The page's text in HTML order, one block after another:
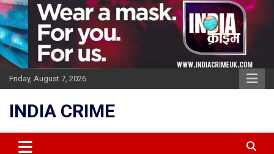
Skip
to
content
Friday, August 7, 2026
INDIA CRIME